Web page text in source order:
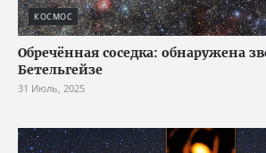
КОСМОС
Обречённая соседка: обнаружена
Бетельгейзе
31 Июль, 2025